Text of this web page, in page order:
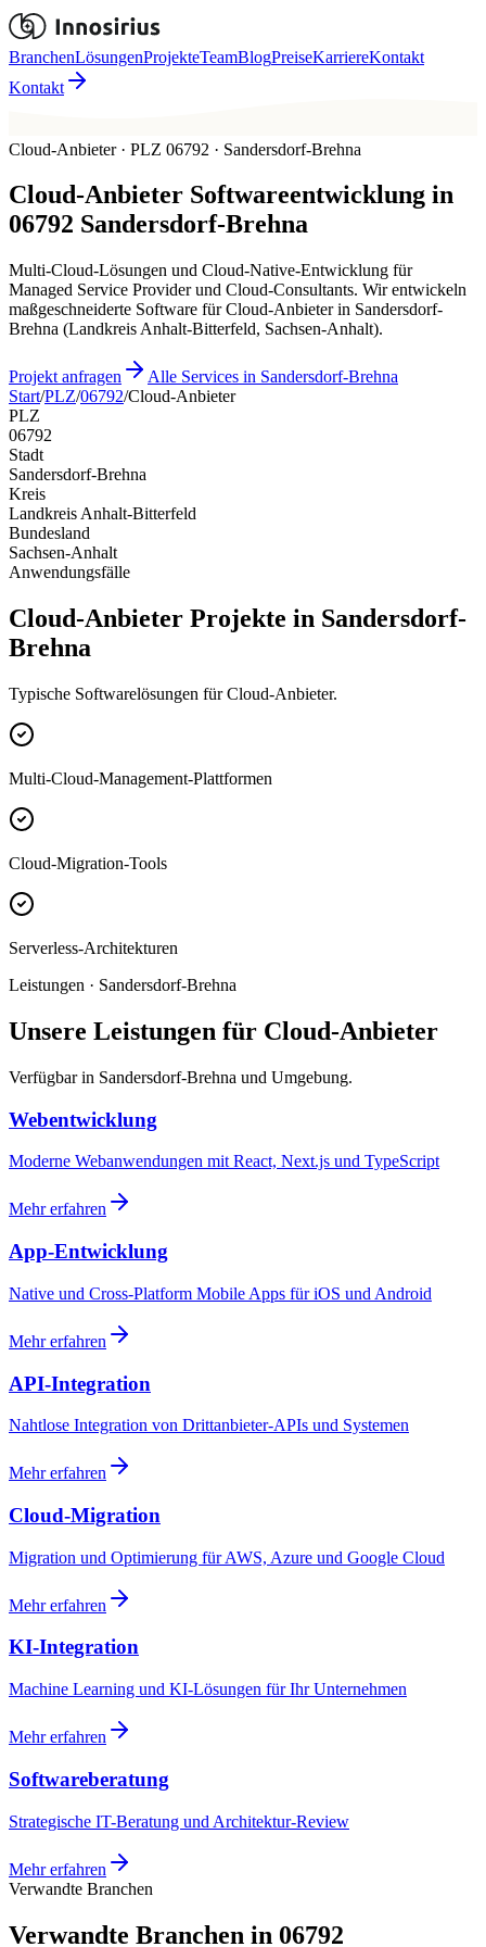
BranchenLösungenProjekteTeamBlogPreiseKarriereKontakt
Kontakt
Cloud-Anbieter · PLZ 06792 · Sandersdorf-Brehna
Cloud-Anbieter Softwareentwicklung in
06792 Sandersdorf-Brehna
Multi-Cloud-Lösungen und Cloud-Native-Entwicklung für
Managed Service Provider und Cloud-Consultants. Wir entwickeln
maßgeschneiderte Software für Cloud-Anbieter in Sandersdorf-
Brehna (Landkreis Anhalt-Bitterfeld, Sachsen-Anhalt).
Projekt anfragen
Alle Services in Sandersdorf-Brehna
Start/PLZ/06792/Cloud-Anbieter
PLZ
06792
Stadt
Sandersdorf-Brehna
Kreis
Landkreis Anhalt-Bitterfeld
Bundesland
Sachsen-Anhalt
Anwendungsfälle
Cloud-Anbieter Projekte in Sandersdorf-
Brehna
Typische Softwarelösungen für Cloud-Anbieter.
Multi-Cloud-Management-Plattformen
Cloud-Migration-Tools
Serverless-Architekturen
Leistungen · Sandersdorf-Brehna
Unsere Leistungen für Cloud-Anbieter
Verfügbar in Sandersdorf-Brehna und Umgebung.
Webentwicklung
Moderne Webanwendungen mit React, Next.js und TypeScript
Mehr erfahren
App-Entwicklung
Native und Cross-Platform Mobile Apps für iOS und Android
Mehr erfahren
API-Integration
Nahtlose Integration von Drittanbieter-APIs und Systemen
Mehr erfahren
Cloud-Migration
Migration und Optimierung für AWS, Azure und Google Cloud
Mehr erfahren
KI-Integration
Machine Learning und KI-Lösungen für Ihr Unternehmen
Mehr erfahren
Softwareberatung
Strategische IT-Beratung und Architektur-Review
Mehr erfahren
Verwandte Branchen
Verwandte Branchen in 06792